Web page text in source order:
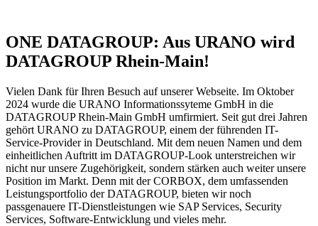
ONE DATAGROUP: Aus URANO wird
DATAGROUP Rhein-Main!
Vielen Dank für Ihren Besuch auf unserer Webseite. Im Oktober
2024 wurde die URANO Informationssyteme GmbH in die
DATAGROUP Rhein-Main GmbH umfirmiert. Seit gut drei Jahren
gehört URANO zu DATAGROUP, einem der führenden IT-
Service-Provider in Deutschland. Mit dem neuen Namen und dem
einheitlichen Auftritt im DATAGROUP-Look unterstreichen wir
nicht nur unsere Zugehörigkeit, sondern stärken auch weiter unsere
Position im Markt. Denn mit der CORBOX, dem umfassenden
Leistungsportfolio der DATAGROUP, bieten wir noch
passgenauere IT-Dienstleistungen wie SAP Services, Security
Services, Software-Entwicklung und vieles mehr.